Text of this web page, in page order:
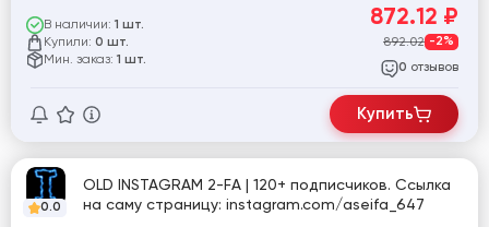
В наличии: 1 шт.
Купили: 0 шт.
Мин. заказ: 1 шт.
872.12 ₽
892.02 -2%
0 отзывов
Купить
0.0
OLD INSTAGRAM 2-FA | 120+ подписчиков. Ссылка
на саму страницу: instagram.com/aseifa_647